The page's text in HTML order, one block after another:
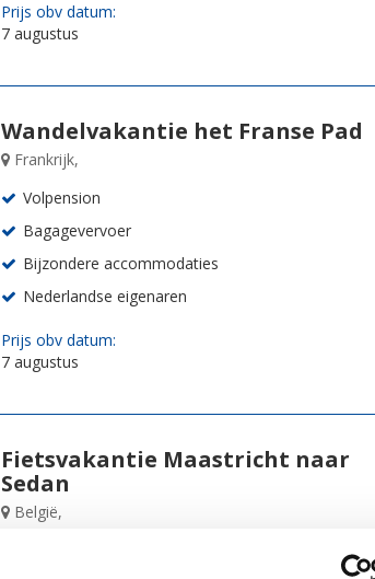
Prijs obv datum:
7 augustus
Wandelvakantie het Franse Pad
Frankrijk,
Volpension
Bagagevervoer
Bijzondere accommodaties
Nederlandse eigenaren
Prijs obv datum:
7 augustus
Fietsvakantie Maastricht naar
Sedan
België,